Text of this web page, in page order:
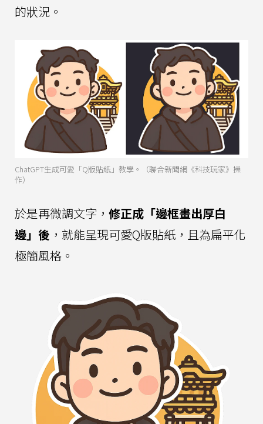
的狀況。
ChatGPT生成可愛「Q版貼紙」教學。（聯合新聞網《科技玩家》操
作）
於是再微調文字， 修正成「邊框畫出厚白
邊」後 ，就能呈現可愛Q版貼紙，且為扁平化
極簡風格。